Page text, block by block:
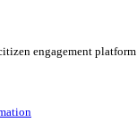
engagement